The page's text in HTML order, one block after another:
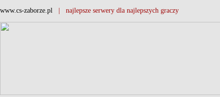
www.cs-zaborze.pl | najlepsze serwery dla najlepszych graczy